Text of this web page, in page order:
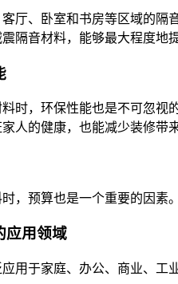
厅、卧室和书房等区域的隔
隔音材料，能够最大程度地
时，环保性能也是不可忽视
人的健康，也能减少装修带
，预算也是一个重要的因素
应用领域
用于家庭、办公、商业、工